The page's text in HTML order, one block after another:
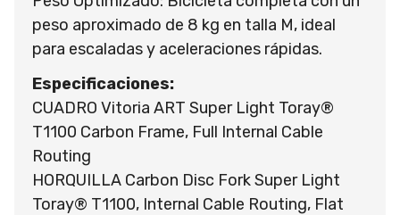
peso aproximado de 8 kg en talla M, ideal
para escaladas y aceleraciones rápidas.
Especificaciones:
CUADRO Vitoria ART Super Light Toray®
T1100 Carbon Frame, Full Internal Cable
Routing
HORQUILLA Carbon Disc Fork Super Light
Toray® T1100, Internal Cable Routing, Flat